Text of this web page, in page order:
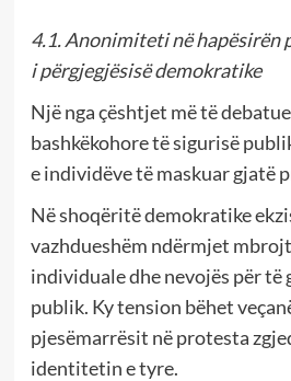
4.1. Anonimiteti në hapësirën
i përgjegjësisë demokratike
Një nga çështjet më të
bashkëkohore të sigurisë
e individëve të maskuar gjatë
Në shoqëritë demokratike
vazhdueshëm ndërmjet
individuale dhe nevojës për të
publik. Ky tension bëhet
pjesëmarrësit në protesta
identitetin e tyre.